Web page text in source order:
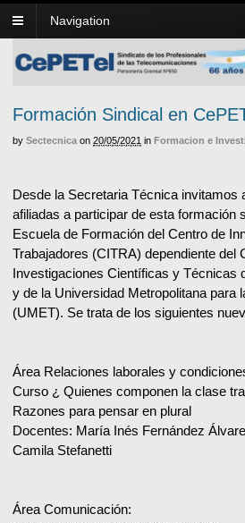
Navigation
Formación Sindical en
by Sectecnica on 20/05/2021 in Formacion e
Desde la Secretaria Técnica invitamos
afiliadas a participar de esta formación
Escuela de Formación del Centro de
Trabajadores (CITRA) dependiente del
Investigaciones Científicas y Técnicas
y de la Universidad Metropolitana para
(UMET). Se trata de los siguientes
Área Relaciones laborales y
Curso ¿ Quienes componen la clase
Razones para pensar en plural
Docentes: María Inés Fernández
Camila Stefanetti
Área Comunicación: